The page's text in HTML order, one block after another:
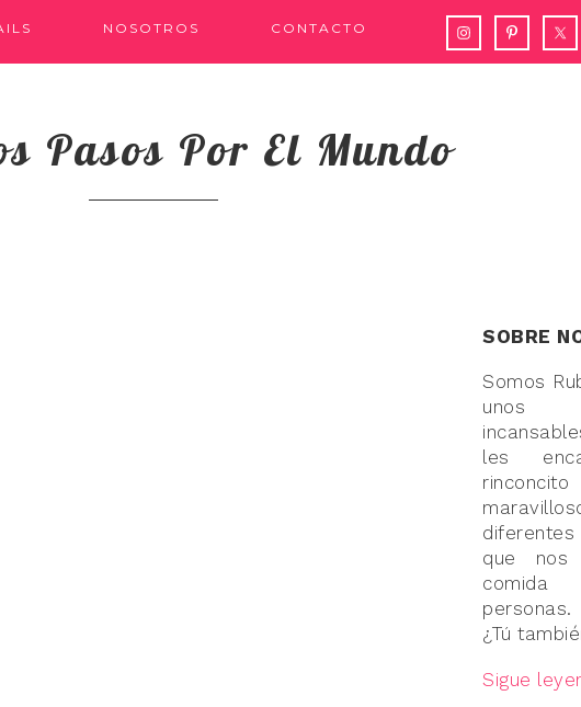
NOSOTROS CONTACTO
Pasos Por El Mundo
SOBRE
Somos
unos
les
que nos
comida
personas.
¿Tú
Sigue